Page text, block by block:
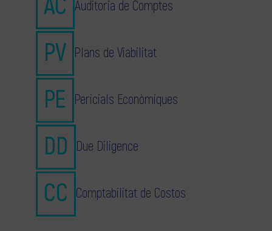
Auditoria de Comptes
Plans de Viabilitat
Pericials Econòmiques
Due Diligence
Comptabilitat de Costos